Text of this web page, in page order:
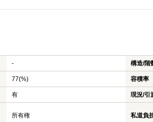
- 構造/階
77(%) 容積率
有 現況/引
所有権 私道負